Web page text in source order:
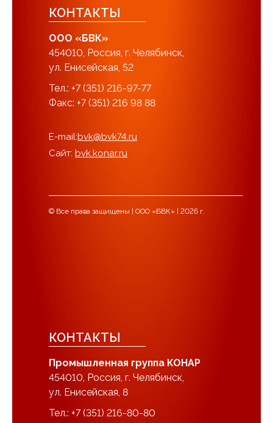
КОНТАКТЫ
ООО «БВК»
454010, Россия, г. Челябинск,
ул. Енисейская, 52
Тел.: +7 (351) 216-97-77
Факс: +7 (351) 216 98 88
E-mail:bvk@bvk74.ru
Сайт: bvk.konar.ru
© Все права защищены | ООО «БВК» | 2026 г.
КОНТАКТЫ
Промышленная группа КОНАР
454010, Россия, г. Челябинск,
ул. Енисейская, 8
Тел.: +7 (351) 216-80-80